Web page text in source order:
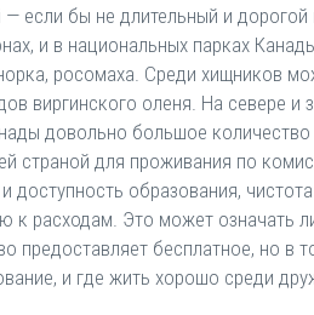
если бы не длительный и
и в национальных парках
росомаха. Среди хищников
виргинского оленя. На севере и
довольно большое
страной для проживания по
доступность образования,
расходам. Это может означать
предоставляет бесплатное, но в
и где жить хорошо среди